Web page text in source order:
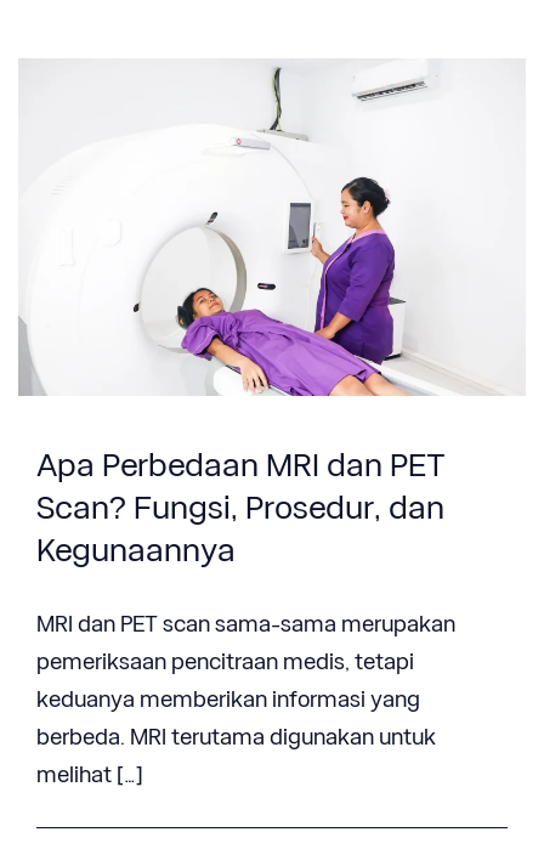
Apa Perbedaan MRI dan PET
Scan? Fungsi, Prosedur, dan
Kegunaannya
MRI dan PET scan sama-sama merupakan
pemeriksaan pencitraan medis, tetapi
keduanya memberikan informasi yang
berbeda. MRI terutama digunakan untuk
melihat […]